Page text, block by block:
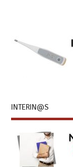
INTERIN@S